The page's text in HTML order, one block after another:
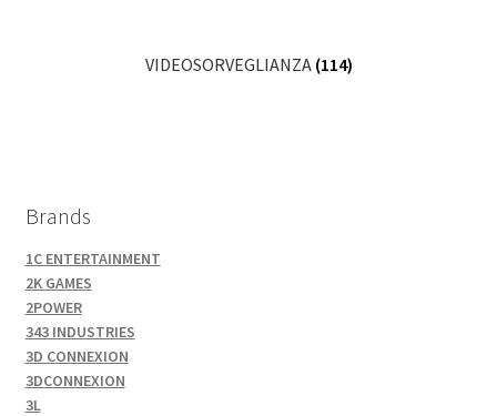
VIDEOSORVEGLIANZA (114)
Brands
1C ENTERTAINMENT
2K GAMES
2POWER
343 INDUSTRIES
3D CONNEXION
3DCONNEXION
3L